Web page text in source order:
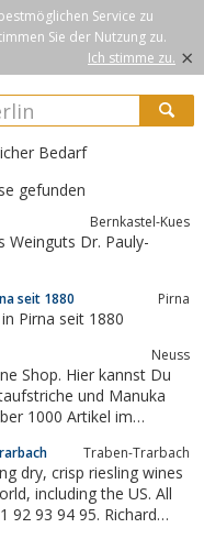
Service zu
Sie der Nutzung zu.
Ich stimme zu. ×
Bedarf
gefunden
Bernkastel-Kues
Dr. Pauly-
seit 1880 Pirna
Pirna seit 1880
Neuss
Shop. Hier kannst Du
1000 Artikel im
Traben-Trarbach
wines
All
92 93 94 95. Richard